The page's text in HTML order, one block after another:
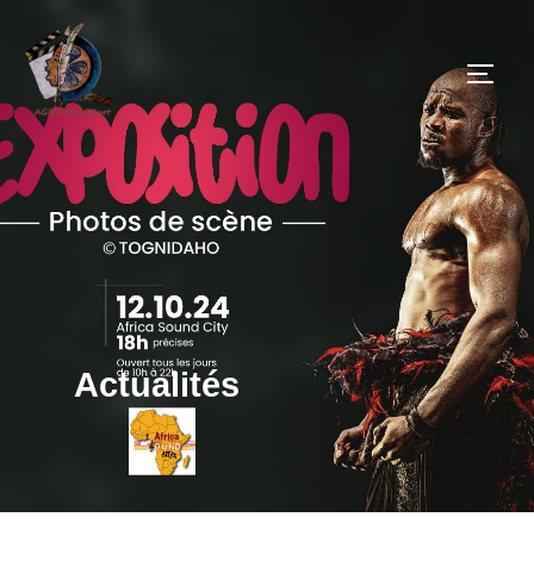
Actualités